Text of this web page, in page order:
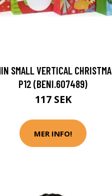
SMALL VERTICAL
P12 (BENI.607489)
117 SEK
MER INFO!